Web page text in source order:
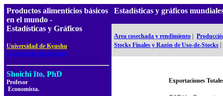
Productos alimenticios básicos
en el mundo -
Estadísticas y Gráficos
Universidad de Kyushu,
Facultad de Agricultura
Shoichi Ito, PhD
Profesor
Economista.
Estadísticas y gráficos
Area cosechada y rendimiento
Stocks Finales y Razón de Uso-de-Stocks
Exportaciones